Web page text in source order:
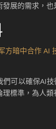
展的需求，也
方暗中合作 AI
們可以確保AI
標準，為人類